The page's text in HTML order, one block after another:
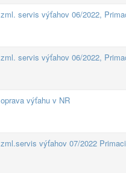
zml. servis výťahov 06/2022,
zml. servis výťahov 06/2022,
oprava výťahu v NR
zml.servis výťahov 07/2022